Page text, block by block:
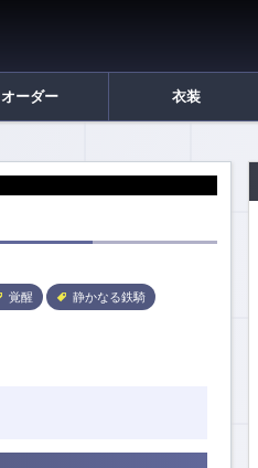
オーダー 衣装
覚醒 静かなる鉄騎